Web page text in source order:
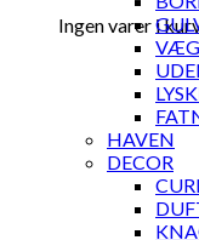
Ingen varer i
HAVEN
DECOR